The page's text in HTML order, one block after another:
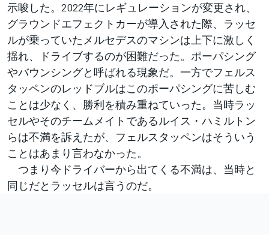
示唆した。2022年にレギュレーションが変更され、
グラウンドエフェクトカーが導入された際、ラッセ
ルが乗っていたメルセデスのマシンは上下に激しく
揺れ、ドライブするのが困難だった。ポーパシング
やバウンシングと呼ばれる現象だ。一方でフェルス
タッペンのレッドブルはこのポーパシングに苦しむ
ことは少なく、勝利を積み重ねていった。当時ラッ
セルやそのチームメイトであるルイス・ハミルトン
らは不満を訴えたが、フェルスタッペンはそういう
ことはあまり言わなかった。
つまり今ドライバーから出てくる不満は、当時と
同じだとラッセルは言うのだ。